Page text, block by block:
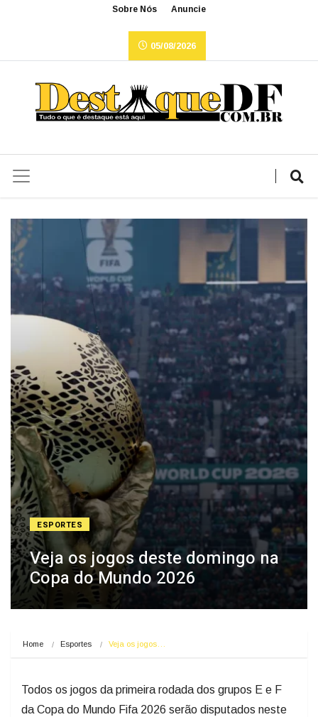
Sobre Nós Anuncie
05/08/2026
ESPORTES
Veja os jogos deste domingo na
Copa do Mundo 2026
Home Esportes Veja os jogos…
Todos os jogos da primeira rodada dos grupos E e F
da Copa do Mundo Fifa 2026 serão disputados neste